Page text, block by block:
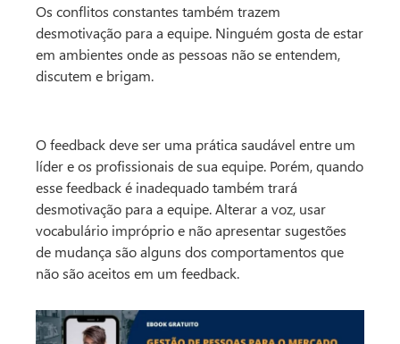
Os conflitos constantes também trazem
desmotivação para a equipe. Ninguém gosta de estar
em ambientes onde as pessoas não se entendem,
discutem e brigam.
O feedback deve ser uma prática saudável entre um
líder e os profissionais de sua equipe. Porém, quando
esse feedback é inadequado também trará
desmotivação para a equipe. Alterar a voz, usar
vocabulário impróprio e não apresentar sugestões
de mudança são alguns dos comportamentos que
não são aceitos em um feedback.